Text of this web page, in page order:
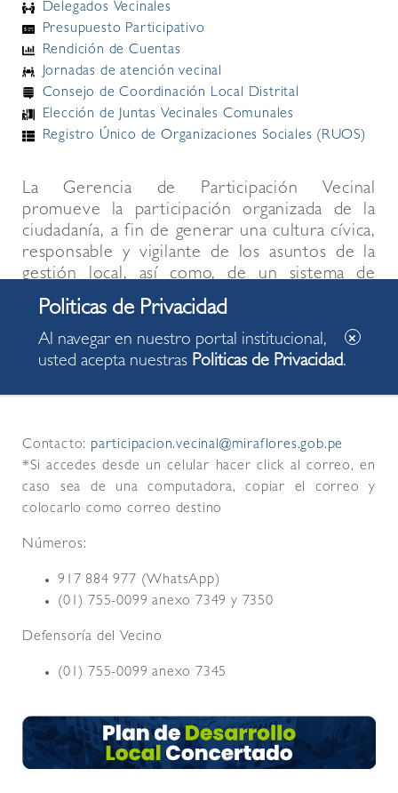
Delegados Vecinales
Presupuesto Participativo
Rendición de Cuentas
Jornadas de atención vecinal
Consejo de Coordinación Local Distrital
Elección de Juntas Vecinales Comunales
Registro Único de Organizaciones Sociales (RUOS)
La Gerencia de Participación Vecinal
promueve la participación organizada de la
ciudadanía, a fin de generar una cultura cívica,
responsable y vigilante de los asuntos de la
gestión local, así como, de un sistema de
comunicación e información a los ciudadanos
sobre los objetivos, metas, acciones de la
gestión municipal, a través de los distintos
medios y canales para hacer llegar los
Contacto: participacion.vecinal@miraflores.gob.pe
*Si accedes desde un celular hacer click al correo, en
caso sea de una computadora, copiar el correo y
colocarlo como correo destino
Números:
917 884 977 (WhatsApp)
(01) 755-0099 anexo 7349 y 7350
Defensoría del Vecino
(01) 755-0099 anexo 7345
Al navegar en nuestro portal institucional,
usted acepta nuestras Politicas de Privacidad.